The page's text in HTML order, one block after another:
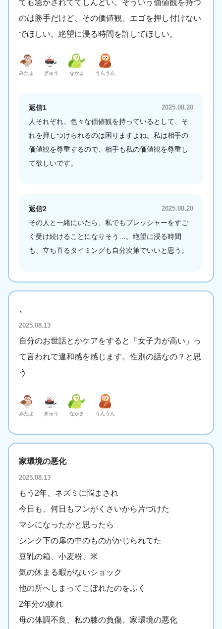
ても急かされててしんどい。そういう価値観を持つ
のは勝手だけど、その価値観、エゴを押し付けない
でほしい。絶望に浸る時間を許してほしい。
みたよ ぎゅう なかま うんうん
返信1 2025.08.20
人それぞれ、色々な価値観を持っているとして、そ
れを押しつけられるのは困りますよね。私は相手の
価値観を尊重するので、相手も私の価値観を尊重し
て欲しいです。
返信2 2025.08.20
その人と一緒にいたら、私でもプレッシャーをすご
く受け続けることになりそう…。絶望に浸る時間
も、立ち直るタイミングも自分次第でいいと思う。
、
2025.08.13
自分のお世話とかケアをすると「女子力が高い」っ
て言われて違和感を感じます。性別の話なの？と思
う
みたよ ぎゅう なかま うんうん
家環境の悪化
2025.08.13
もう2年、ネズミに悩まされ
今日も、何日もフンがくさいから片づけた
マシになったかと思ったら
シンク下の扉の中のものがかじられてた
豆乳の箱、小麦粉、米
気の休まる暇がないショック
他の所へしまってこぼれたのをふく
2年分の疲れ
母の体調不良、私の膝の負傷、家環境の悪化